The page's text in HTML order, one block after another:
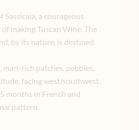
a courageous
making Tuscan Wine. The
by its nature, is destined
rich patches, pebbles,
facing west/southwest.
months in French and
pattern.